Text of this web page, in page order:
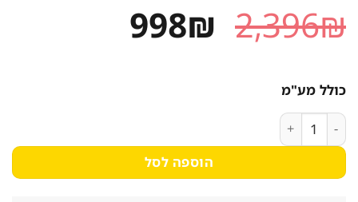
2,396₪ המחיר
998₪ המחיר
כולל מע"מ
כמות של תא הרחבה לתחנת כוח EcoFlow River 600 Pro יבואן רשמי
הוספה לסל